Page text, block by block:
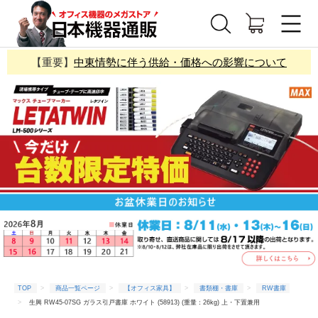
【重要】 中東情勢に伴う供給・価格への影響について
TOP 商品一覧ページ 【オフィス家具】 書類棚・書庫
RW書庫
生興 RW45-07SG ガラス引戸書庫 ホワイト (58913) (重量：26kg) 上・下置兼用